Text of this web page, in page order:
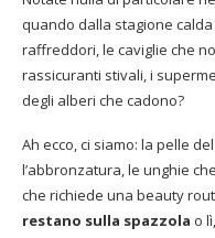
quando dalla stagione calda
raffreddori, le caviglie che
rassicuranti stivali, i
degli alberi che cadono?
Ah ecco, ci siamo: la pelle
l’abbronzatura, le unghie
che richiede una beauty
restano sulla spazzola o